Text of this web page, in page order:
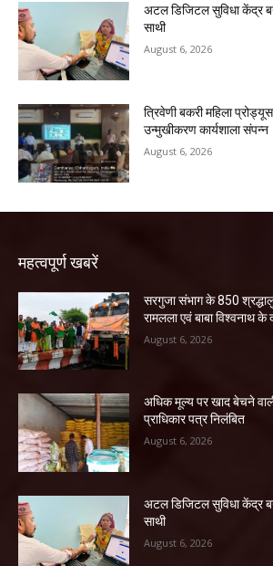
अटल डिजिटल सुविधा केंद्र
साथी
August 6, 2026
त्रिवेणी बकरी महिला
उन्मुखीकरण कार्यशाला संपन्न
August 6, 2026
महत्वपूर्ण खबरें
सरगुजा संभाग के 850
रामलला एवं बाबा विश्वनाथ के
August 6, 2026
अधिक मूल्य पर खाद बेचने
प्राधिकार पत्र निलंबित
August 6, 2026
अटल डिजिटल सुविधा केंद्र
साथी
August 6, 2026